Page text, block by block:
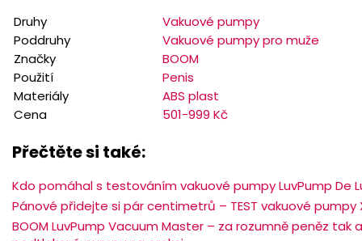
Druhy
Vakuové pumpy
Poddruhy
Vakuové pumpy pro muže
Značky
BOOM
Použití
Penis
Materiály
ABS plast
Cena
501-999 Kč
Přečtěte si také:
Kdo pomáhal s testováním vakuové pumpy LuvPump De
Pánové přidejte si pár centimetrů – TEST vakuové pumpy
BOOM LuvPump Vacuum Master – za rozumně peněz tak